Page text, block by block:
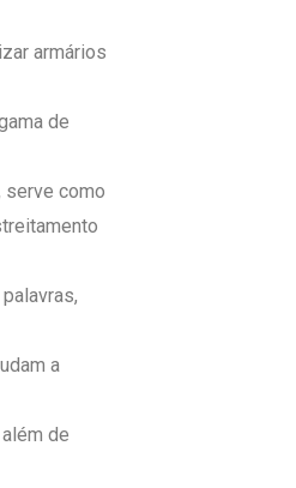
armários
de
serve como
a
de